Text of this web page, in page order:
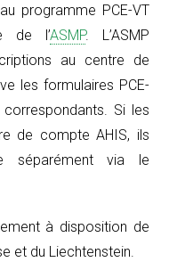
programme PCE-VT
de l’ASMP. L’ASMP
au centre de
les formulaires PCE-
Si les
de compte AHIS, ils
séparément via le
à disposition de
et du Liechtenstein.